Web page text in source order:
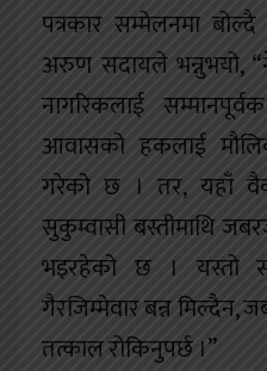
पत्रकार सम्मेलनमा
अरुण सदायले भन्नुभयो,
नागरिकलाई
आवासको हकलाई
गरेको छ । तर, यहाँ
सुकुम्वासी बस्तीमाथि
भइरहेको छ । यस्तो
गैरजिम्मेवार बन्न मिल्दैन,
तत्काल रोकिनुपर्छ ।”